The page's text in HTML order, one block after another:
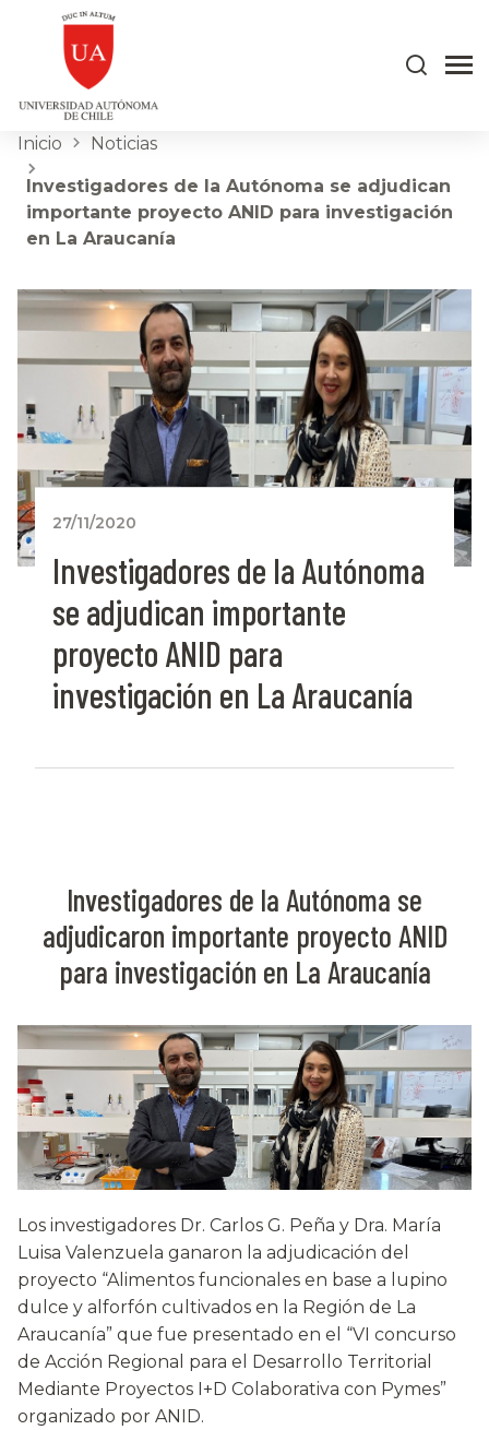
Inicio Noticias
Investigadores de la Autónoma se adjudican
importante proyecto ANID para investigación
en La Araucanía
27/11/2020
Investigadores de la Autónoma
se adjudican importante
proyecto ANID para
investigación en La Araucanía
Investigadores de la Autónoma se
adjudicaron importante proyecto ANID
para investigación en La Araucanía
Los investigadores Dr. Carlos G. Peña y Dra. María
Luisa Valenzuela ganaron la adjudicación del
proyecto “Alimentos funcionales en base a lupino
dulce y alforfón cultivados en la Región de La
Araucanía” que fue presentado en el “VI concurso
de Acción Regional para el Desarrollo Territorial
Mediante Proyectos I+D Colaborativa con Pymes”
organizado por ANID.